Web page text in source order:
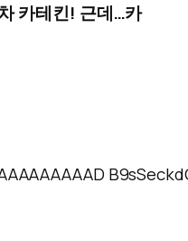
카테킨! 근데…카